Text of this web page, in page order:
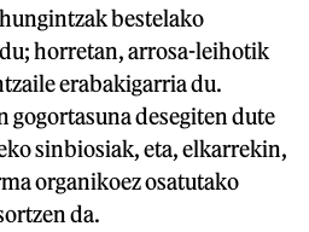
bestelako
horretan, arrosa-leihotik
erabakigarria du.
gogortasuna desegiten dute
sinbiosiak, eta, elkarrekin,
organikoez osatutako
da.